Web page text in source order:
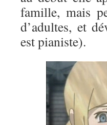
famille, mais
d’adultes, et
est pianiste).